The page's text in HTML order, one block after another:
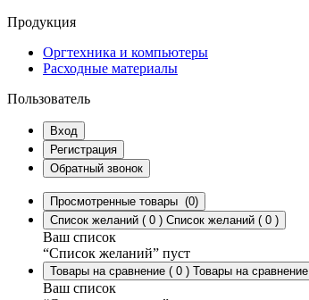
Продукция
Оргтехника и компьютеры
Расходные материалы
Пользователь
Вход
Регистрация
Обратный звонок
Просмотренные товары (0)
Список желаний ( 0 ) Список желаний ( 0 )
Ваш список
“Список желаний” пуст
Товары на сравнение ( 0 ) Товары на сравнение
Ваш список